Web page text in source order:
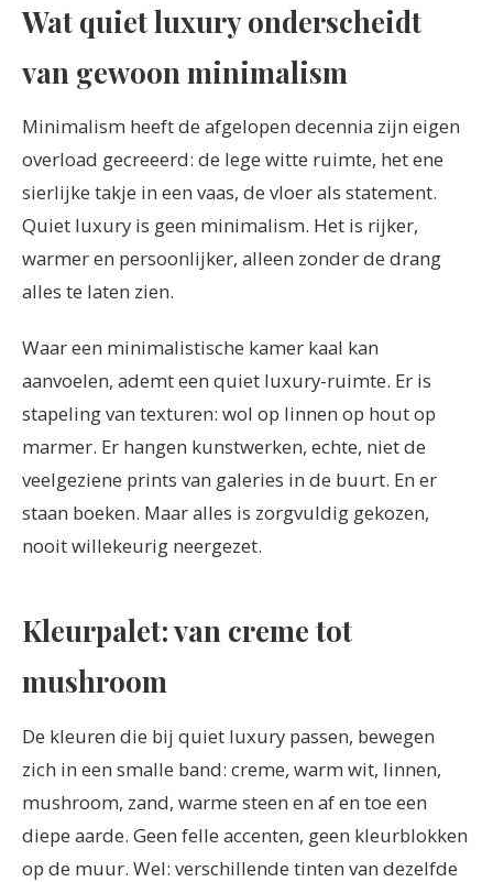
Wat quiet luxury onderscheidt
van gewoon minimalism
Minimalism heeft de afgelopen decennia zijn eigen
overload gecreeerd: de lege witte ruimte, het ene
sierlijke takje in een vaas, de vloer als statement.
Quiet luxury is geen minimalism. Het is rijker,
warmer en persoonlijker, alleen zonder de drang
alles te laten zien.
Waar een minimalistische kamer kaal kan
aanvoelen, ademt een quiet luxury-ruimte. Er is
stapeling van texturen: wol op linnen op hout op
marmer. Er hangen kunstwerken, echte, niet de
veelgeziene prints van galeries in de buurt. En er
staan boeken. Maar alles is zorgvuldig gekozen,
nooit willekeurig neergezet.
Kleurpalet: van creme tot
mushroom
De kleuren die bij quiet luxury passen, bewegen
zich in een smalle band: creme, warm wit, linnen,
mushroom, zand, warme steen en af en toe een
diepe aarde. Geen felle accenten, geen kleurblokken
op de muur. Wel: verschillende tinten van dezelfde